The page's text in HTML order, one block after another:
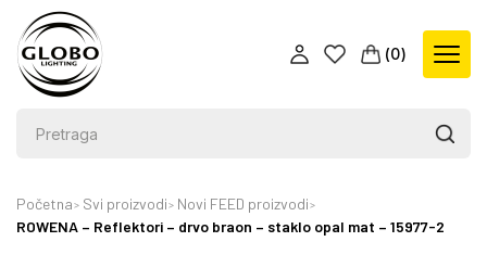
(0)
Početna Svi proizvodi
Novi FEED proizvodi
ROWENA – Reflektori – drvo braon – staklo opal mat – 15977-2